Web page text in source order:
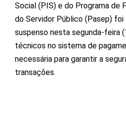
Social (PIS) e do Programa de
do Servidor Público (Pasep)
suspenso nesta segunda-feira
técnicos no sistema de
necessária para garantir a
transações.